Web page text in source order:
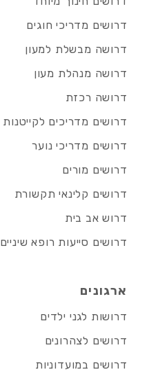
דרושים מדריכי חוגים
דרושה מבשלת למעון
דרושה מנהלת מעון
דרושה רכזת
דרושים מדריכים לקייטנות
דרושים מדריכי נוער
דרושים מורים
דרושים קלינאי תקשורת
דרוש אב בית
דרושים סייעות רופא שיניים
ארגונים
דרושות לגני ילדים
דרושים לצהרונים
דרושים במועדוניות